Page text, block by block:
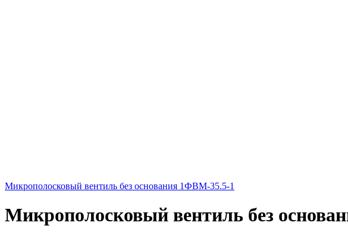
Микрополосковый вентиль без основания 1ФВМ-35.5-1
Микрополосковый вентиль без